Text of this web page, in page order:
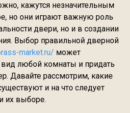
кажутся незначительным
но они играют важную роль
двери, но и в создании
Выбор правильной дверной
market.ru/ может
любой комнаты и придать
Давайте рассмотрим, какие
и на что следует
их выборе.